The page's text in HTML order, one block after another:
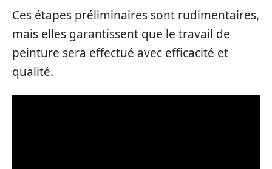
Ces étapes préliminaires sont rudimentaires,
mais elles garantissent que le travail de
peinture sera effectué avec efficacité et
qualité.